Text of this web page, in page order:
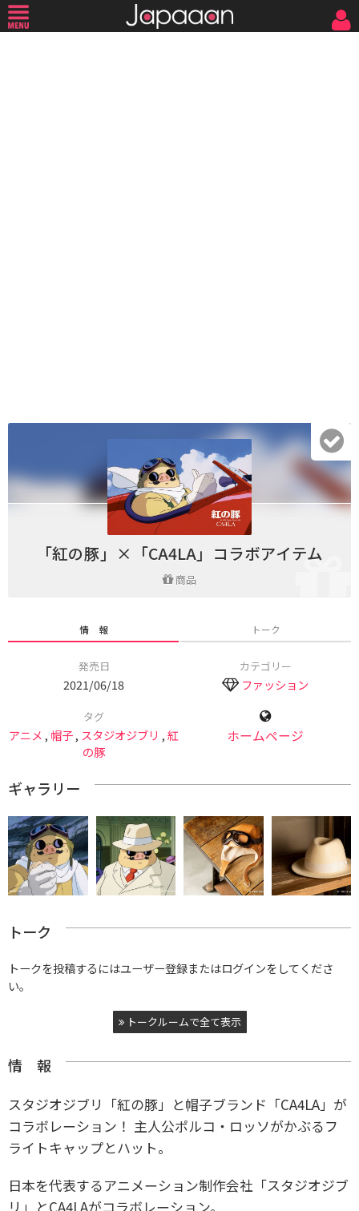
「紅の豚」×「CA4LA」コラボアイテム
商品
情 報 トーク
発売日
2021/06/18
カテゴリー
ファッション
タグ
アニメ , 帽子, スタジオジブリ ,紅
の豚
ホームページ
ギャラリー
トーク
トークを投稿するにはユーザー登録またはログインをしてくださ
い。
トークルームで全て表示
情 報
スタジオジブリ「紅の豚」と帽子ブランド「CA4LA」が
コラボレーション！ 主人公ポルコ・ロッソがかぶるフ
ライトキャップとハット。
日本を代表するアニメーション制作会社「スタジオジブ
リ」とCA4LAがコラボレーション。